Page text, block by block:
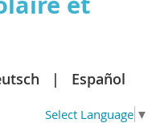
Español
Select Language ▼